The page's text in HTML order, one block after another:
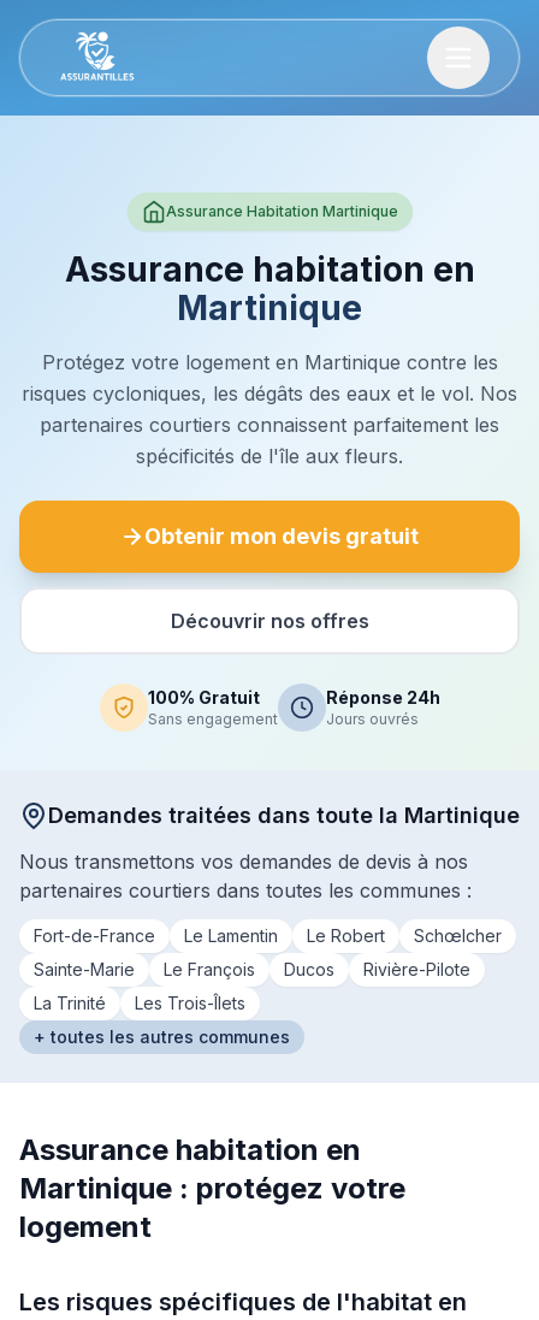
Assurance Habitation Martinique
Assurance habitation en
Martinique
Protégez votre logement en Martinique contre les
risques cycloniques, les dégâts des eaux et le vol. Nos
partenaires courtiers connaissent parfaitement les
spécificités de l'île aux fleurs.
Obtenir mon devis gratuit
Découvrir nos offres
100% Gratuit
Sans engagement
Réponse 24h
Jours ouvrés
Demandes traitées dans toute la Martinique
Nous transmettons vos demandes de devis à nos
partenaires courtiers dans toutes les communes :
Fort-de-France Le Lamentin Le Robert
Schœlcher
Sainte-Marie
Le François Ducos
Rivière-Pilote
La Trinité
Les Trois-Îlets
+ toutes les autres communes
Assurance habitation en
Martinique : protégez votre
logement
Les risques spécifiques de l'habitat en